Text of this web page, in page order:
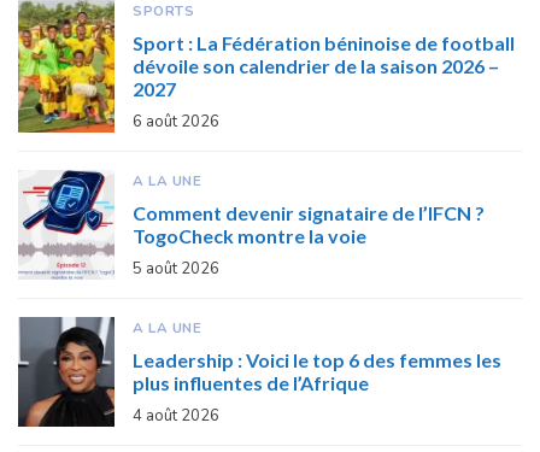
SPORTS
Sport : La Fédération béninoise de football
dévoile son calendrier de la saison 2026 –
2027
6 août 2026
A LA UNE
Comment devenir signataire de l’IFCN ?
TogoCheck montre la voie
5 août 2026
A LA UNE
Leadership : Voici le top 6 des femmes les
plus influentes de l’Afrique
4 août 2026